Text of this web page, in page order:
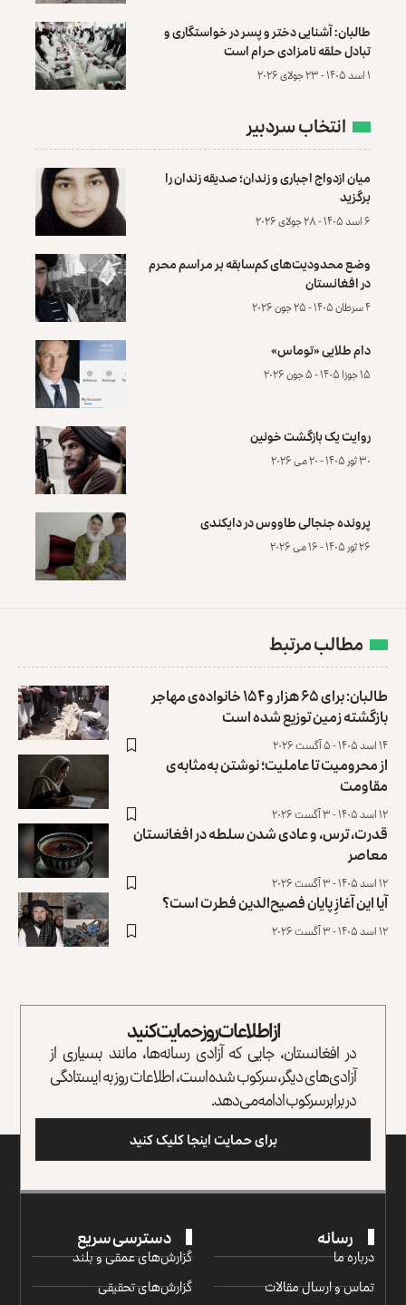
طالبان: آشنایی دختر و پسر در خواستگاری و
تبادل حلقه نامزادی حرام است
۱ اسد ۱۴۰۵ - ۲۳ جولای ۲۰۲۶
انتخاب سردبیر
میان ازدواج اجباری و زندان؛ صدیقه زندان را
برگزید
۶ اسد ۱۴۰۵ - ۲۸ جولای ۲۰۲۶
وضع محدودیت‌های کم‌سابقه بر مراسم محرم
در افغانستان
۴ سرطان ۱۴۰۵ - ۲۵ جون ۲۰۲۶
دام طلایی «توماس»
۱۵ جوزا ۱۴۰۵ - ۵ جون ۲۰۲۶
روایت یک بازگشت خونین
۳۰ ثور ۱۴۰۵ - ۲۰ می ۲۰۲۶
پرونده‌ جنجالی طاووس در دایکندی
۲۶ ثور ۱۴۰۵ - ۱۶ می ۲۰۲۶
مطالب مرتبط
طالبان: برای ۶۵ هزار و ۱۵۴ خانواده‌ی مهاجر
بازگشته زمین توزیع ‏شده است
۱۴ اسد ۱۴۰۵ - ۵ آگست ۲۰۲۶
از محرومیت تا عاملیت؛ نوشتن به‌مثابه‌ی
مقاومت
۱۲ اسد ۱۴۰۵ - ۳ آگست ۲۰۲۶
قدرت، ترس، و عادی ‌شدن سلطه در افغانستان
معاصر
۱۲ اسد ۱۴۰۵ - ۳ آگست ۲۰۲۶
آیا این آغازِ پایان فصیح‌الدین فطرت است؟
۱۲ اسد ۱۴۰۵ - ۳ آگست ۲۰۲۶
از اطلاعات روز حمایت کنید
در افغانستان، جایی که آزادی رسانه‌ها، مانند بسیاری از
آزادی‌های دیگر، سرکوب شده است، اطلاعات روز به ایستادگی
در برابر سرکوب ادامه می‌دهد.
برای حمایت اینجا کلیک کنید
رسانه
درباره ما
تماس و ارسال مقالات
دسترسی سریع
گزارش‌‌های عمقی و بلند
گزارش‌های تحقیقی